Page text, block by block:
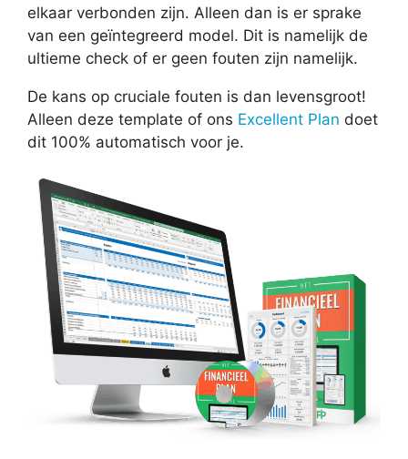
elkaar verbonden zijn. Alleen dan is er sprake
van een geïntegreerd model. Dit is namelijk de
ultieme check of er geen fouten zijn namelijk.
De kans op cruciale fouten is dan levensgroot!
Alleen deze template of ons Excellent Plan doet
dit 100% automatisch voor je.